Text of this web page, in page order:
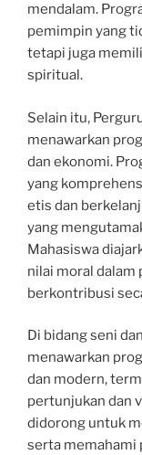
mendalam.
pemimpin yang
tetapi juga
spiritual.
Selain itu,
menawarkan
dan ekonomi.
yang
etis dan
yang
Mahasiswa
nilai moral dalam
berkontribusi
Di bidang seni
menawarkan
dan modern,
pertunjukan dan
didorong untuk
serta memahami